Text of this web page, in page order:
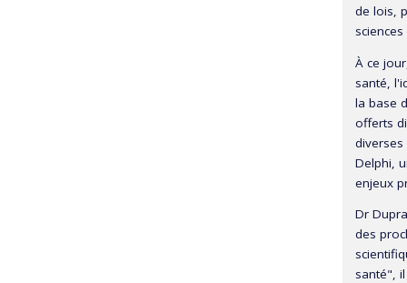
de lois,
À ce
santé,
la base
offerts
Delphi,
Dr
des
santé",